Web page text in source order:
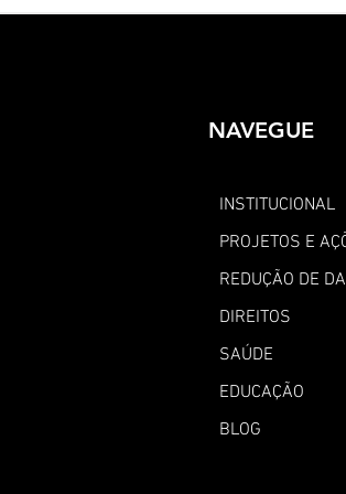
NAVEGUE
INSTITUCIONAL
PROJETOS E
REDUÇÃO DE
DIREITOS
SAÚDE
EDUCAÇÃO
BLOG